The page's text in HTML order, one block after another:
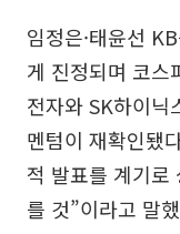
임정은·태윤선
게 진정되며 코스
전자와 SK하이닉
멘텀이 재확인됐
적 발표를 계기로
를 것”이라고 말